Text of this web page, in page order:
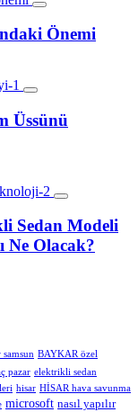
Önemi
Üssünü
Sedan Modeli
Ne Olacak?
BAYKAR özel
pazar elektrikli sedan
hisar HİSAR hava savunma
microsoft nasıl yapılır